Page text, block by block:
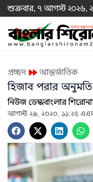
শুক্রবার, ৭ আগস্ট ২০২৬,
প্রচ্ছদ আন্তর্জাতিক
হিজাব পরার অনুমতি
নিউজ ডেস্কবাংলার
আগস্ট ২৯, ২০২০, ১১:২৫